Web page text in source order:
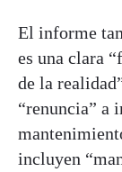
El informe
es una clara
de la
“renuncia” a
incluyen